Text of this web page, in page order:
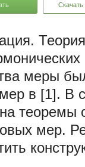
Скачать
меры
в [1]. В
теоремы
мер.